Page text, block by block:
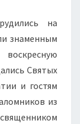
на
знаменным
Святых
и гостям
из